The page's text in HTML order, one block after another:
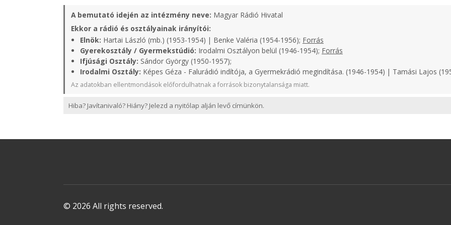
A bemutató idején az intézmény neve: Magyar Rádió Hivatal
Ekkor a rádió és osztályainak irányítói:
Elnök: Hartai László (mb.) (1953-1954) | Benke Valéria (1954-1956); Forrás
Gyerekosztály / Gyermekstúdió: Irodalmi Osztályon belül (1946-1954); Forrás
Ifjúsági Osztály: Sándor György (1950-1957);
Irodalmi Osztály: Képes Géza - Falurádió indítója, a Gyermekrádió megindítása. (1946-1954) | Tamási Lajos
Az adatokban ellentmondások előfordulhatnak a források bizonytalansága miatt.
Hiba? Javítanivaló? Hiány? Jelezd a nyitólap alján levő címünkön.
© 2026 All rights reserved.